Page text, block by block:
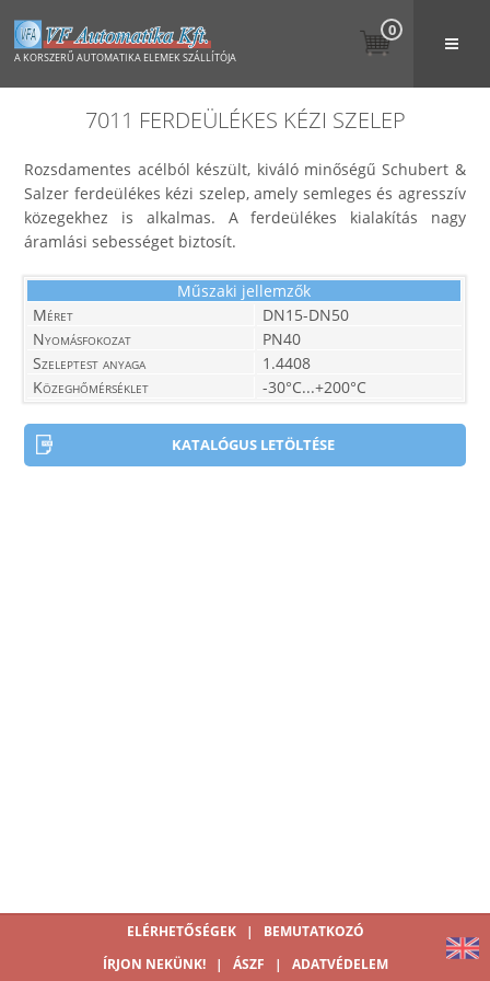
A KORSZERŰ AUTOMATIKA ELEMEK SZÁLLÍTÓJA
0
7011 FERDEÜLÉKES KÉZI SZELEP
Rozsdamentes acélból készült, kiváló minőségű Schubert &
Salzer ferdeülékes kézi szelep, amely semleges és agresszív
közegekhez is alkalmas. A ferdeülékes kialakítás nagy
áramlási sebességet biztosít.
Műszaki jellemzők
Méret
DN15-DN50
Nyomásfokozat
PN40
Szeleptest anyaga
1.4408
Közeghőmérséklet
-30°C...+200°C
KATALÓGUS LETÖLTÉSE
ELÉRHETŐSÉGEK |
BEMUTATKOZÓ
ÍRJON NEKÜNK!
| ÁSZF | ADATVÉDELEM